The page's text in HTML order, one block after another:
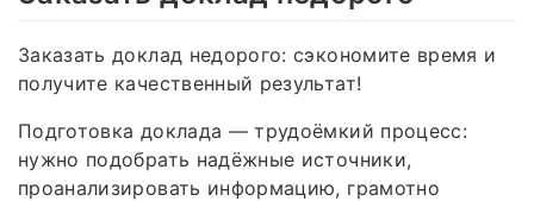
Заказать доклад недорого: сэкономите время и
получите качественный результат!
Подготовка доклада — трудоёмкий процесс:
нужно подобрать надёжные источники,
проанализировать информацию, грамотно